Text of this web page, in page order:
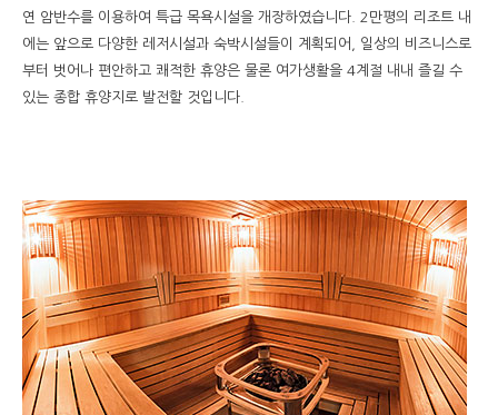
연 암반수를 이용하여 특급 목욕시설을 개장하였습니다. 2만평의 리조트 내
에는 앞으로 다양한 레저시설과 숙박시설들이 계획되어, 일상의 비즈니스로
부터 벗어나 편안하고 쾌적한 휴양은 물론 여가생활을 4계절 내내 즐길 수
있는 종합 휴양지로 발전할 것입니다.